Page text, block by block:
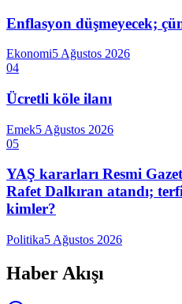
Enflasyon düşmeyecek;
Ekonomi5 Ağustos 2026
04
Ücretli köle ilanı
Emek5 Ağustos 2026
05
YAŞ kararları Resmi
Rafet Dalkıran atandı;
kimler?
Politika5 Ağustos 2026
Haber Akışı